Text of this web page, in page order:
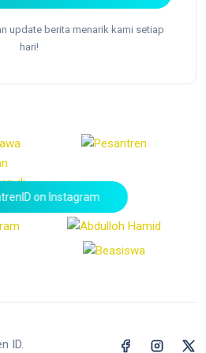
update berita menarik kami setiap
hari!
on Instagram
ID.